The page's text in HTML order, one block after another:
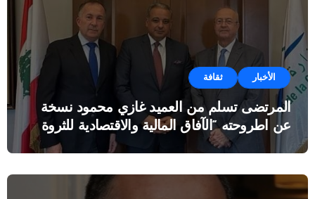
الأخبار ثقافة
المرتضى تسلم من العميد غازي محمود نسخة
عن اطروحته “الآفاق المالية والاقتصادية للثروة